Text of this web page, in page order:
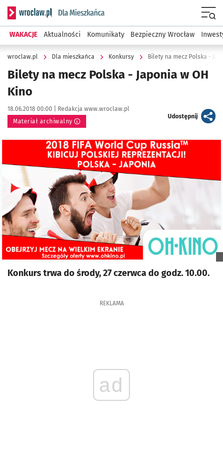
Serwis informacyjny wroclaw.pl podserwis: Dla mieszkańca
WAKACJE Aktualności Komunikaty Bezpieczny Wrocław
wroclaw.pl Dla mieszkańca Konkursy Bilety na mecz Polska -
Bilety na mecz Polska - Japonia w OH
Kino
Data publikacji:
18.06.2018 00:00 | Autor:
Redakcja www.wroclaw.pl
Materiał archiwalny
Udostępnijartykuł
Kliknij, aby powiększyć
Konkurs trwa do środy, 27 czerwca do godz. 10.00.
REKLAMA
ad